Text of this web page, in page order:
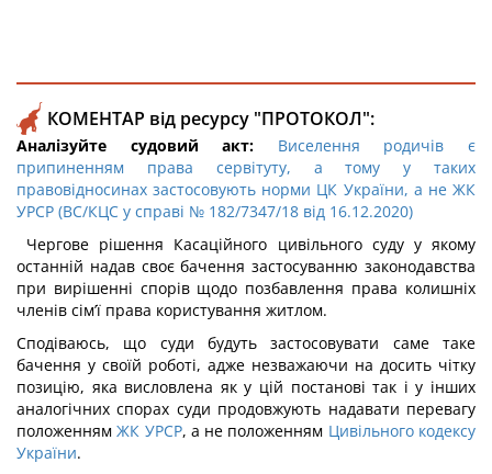
КОМЕНТАР від ресурсу "ПРОТОКОЛ":
Аналізуйте судовий акт:
Виселення родичів є
припиненням права сервітуту, а тому у таких
правовідносинах застосовують норми ЦК України, а не ЖК
УРСР (ВС/КЦС у справі № 182/7347/18 від 16.12.2020)
Чергове рішення Касаційного цивільного суду у якому
останній надав своє бачення застосуванню законодавства
при вирішенні спорів щодо позбавлення права колишніх
членів сім’ї права користування житлом.
Сподіваюсь, що суди будуть застосовувати саме таке
бачення у своїй роботі, адже незважаючи на досить чітку
позицію, яка висловлена як у цій постанові так і у інших
аналогічних спорах суди продовжують надавати перевагу
положеннямЖК УРСР, а не положенням Цивільного кодексу
України.